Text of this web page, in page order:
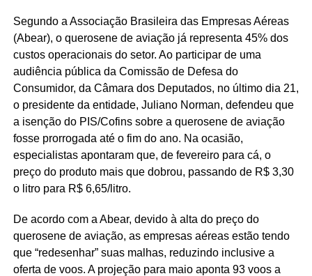
Segundo a Associação Brasileira das Empresas Aéreas
(Abear), o querosene de aviação já representa 45% dos
custos operacionais do setor. Ao participar de uma
audiência pública da Comissão de Defesa do
Consumidor, da Câmara dos Deputados, no último dia 21,
o presidente da entidade, Juliano Norman, defendeu que
a isenção do PIS/Cofins sobre a querosene de aviação
fosse prorrogada até o fim do ano. Na ocasião,
especialistas apontaram que, de fevereiro para cá, o
preço do produto mais que dobrou, passando de R$ 3,30
o litro para R$ 6,65/litro.
De acordo com a Abear, devido à alta do preço do
querosene de aviação, as empresas aéreas estão tendo
que “redesenhar” suas malhas, reduzindo inclusive a
oferta de voos. A projeção para maio aponta 93 voos a